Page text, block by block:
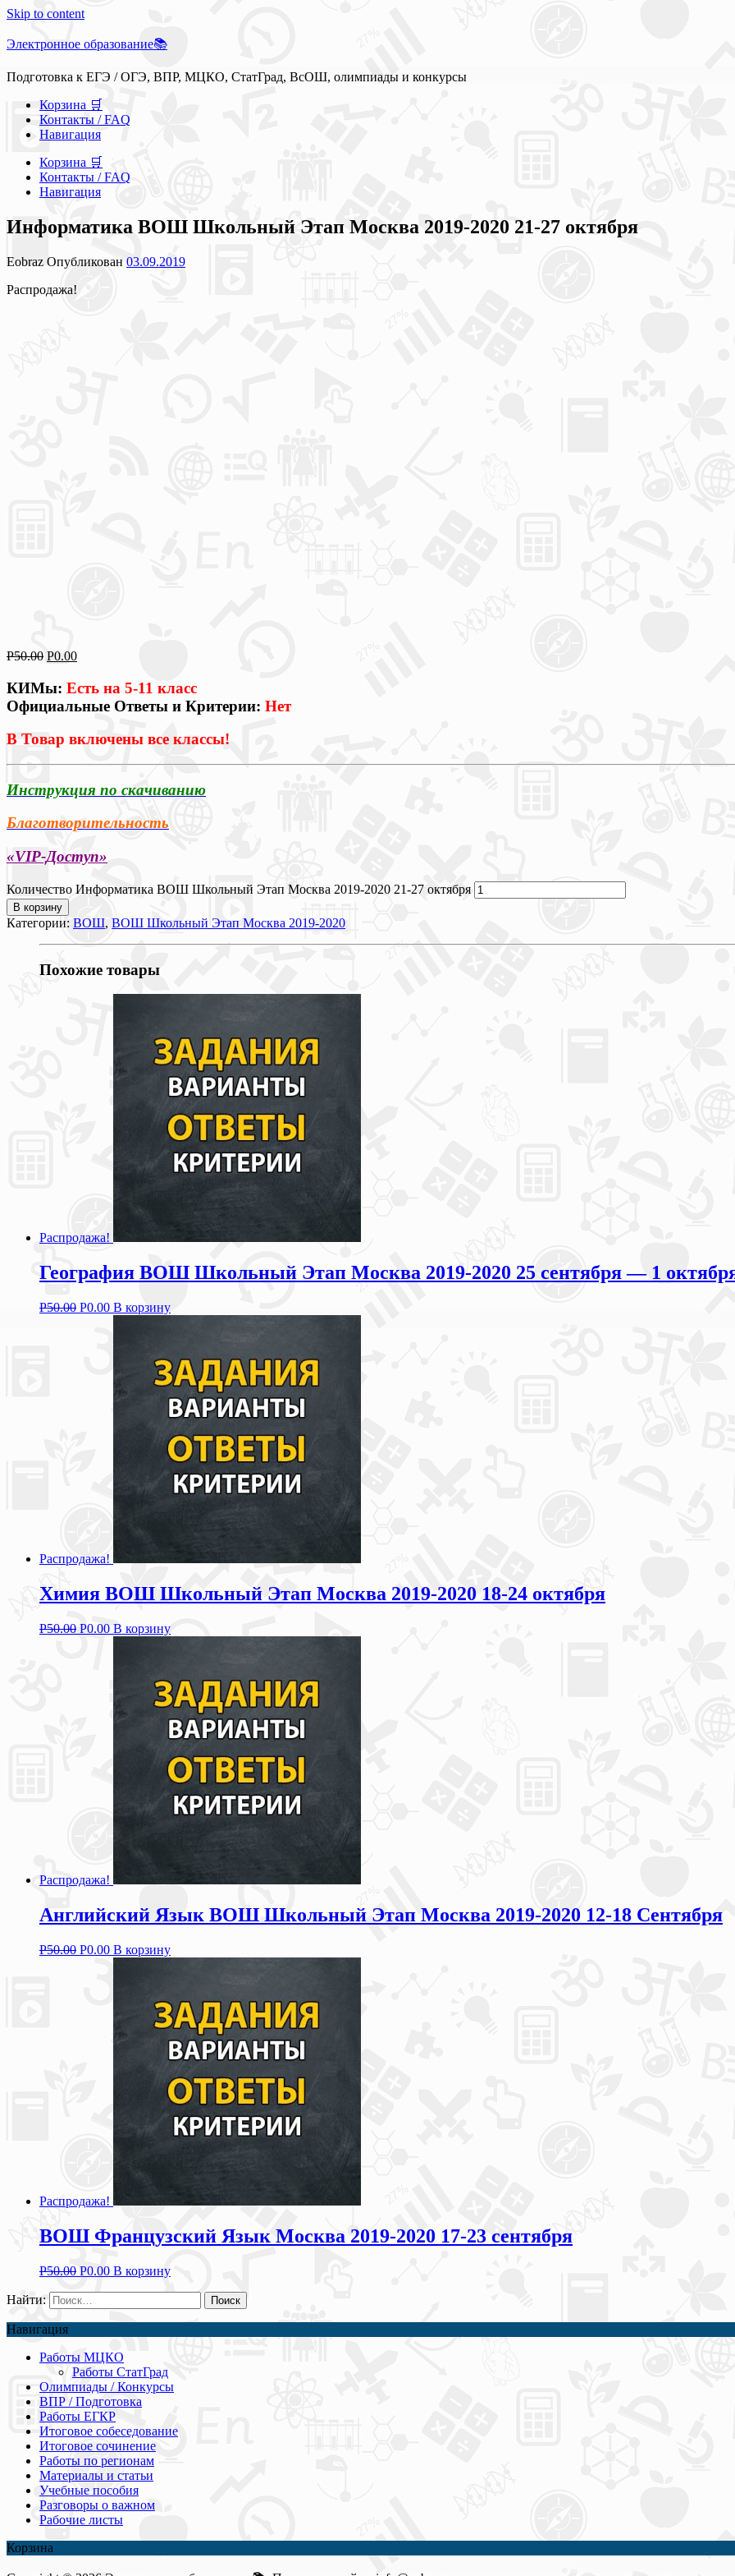
Skip to content
Электронное образование📚
Подготовка к ЕГЭ / ОГЭ, ВПР, МЦКО, СтатГрад, ВсОШ, олимпиады и конкурсы
Корзина 🛒
Контакты / FAQ
Навигация
Корзина 🛒
Контакты / FAQ
Навигация
Информатика ВОШ Школьный Этап Москва 2019-2020 21-27 октября
Eobraz Опубликован 03.09.2019
Распродажа!
Р50.00 Р0.00
КИМы: Есть на 5-11 класс
Официальные Ответы и Критерии: Нет
В Товар включены все классы!
Инструкция по скачиванию
Благотворительность
«VIP-Доступ»
Количество Информатика ВОШ Школьный Этап Москва 2019-2020 21-27 октября
В корзину
Категории: ВОШ, ВОШ Школьный Этап Москва 2019-2020
Похожие товары
Распродажа!
География ВОШ Школьный Этап Москва 2019-2020 25 сентября — 1
Р50.00 Р0.00 В корзину
Распродажа!
Химия ВОШ Школьный Этап Москва 2019-2020 18-24 октября
Р50.00 Р0.00 В корзину
Распродажа!
Английский Язык ВОШ Школьный Этап Москва 2019-2020 12-18 Сентября
Р50.00 Р0.00 В корзину
Распродажа!
ВОШ Французский Язык Москва 2019-2020 17-23 сентября
Р50.00 Р0.00 В корзину
Найти:
Навигация
Работы МЦКО
Работы СтатГрад
Олимпиады / Конкурсы
ВПР / Подготовка
Работы ЕГКР
Итоговое собеседование
Итоговое сочинение
Работы по регионам
Материалы и статьи
Учебные пособия
Разговоры о важном
Рабочие листы
Корзина